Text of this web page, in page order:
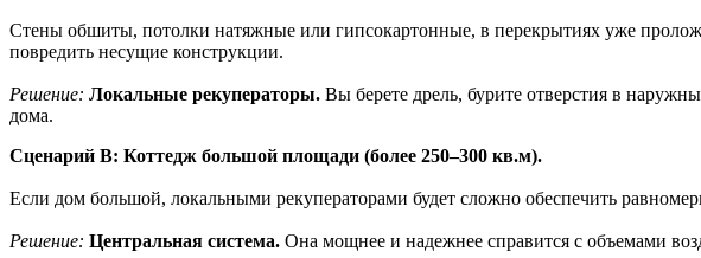
Стены обшиты, потолки натяжные или гипсокартонные, в перекрытиях уже
повредить несущие конструкции.
Решение: Локальные рекуператоры. Вы берете дрель, бурите отверстия в
дома.
Сценарий В: Коттедж большой площади (более 250–300 кв.м).
Если дом большой, локальными рекуператорами будет сложно обеспечить
Решение: Центральная система. Она мощнее и надежнее справится с объемами